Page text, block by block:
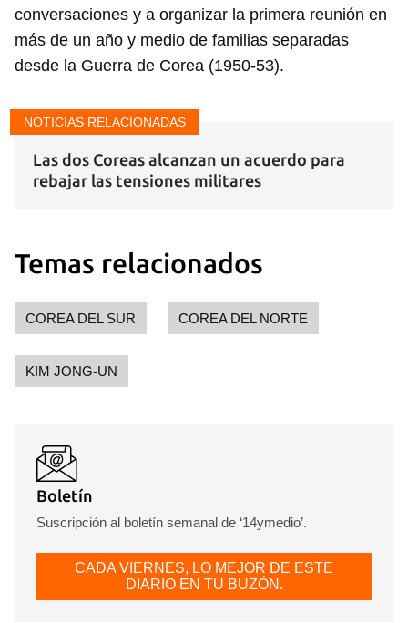
conversaciones y a organizar la primera reunión en
más de un año y medio de familias separadas
desde la Guerra de Corea (1950-53).
NOTICIAS RELACIONADAS
Las dos Coreas alcanzan un acuerdo para
rebajar las tensiones militares
Temas relacionados
COREA DEL SUR COREA DEL NORTE
KIM JONG-UN
Boletín
Suscripción al boletín semanal de ‘14ymedio’.
CADA VIERNES, LO MEJOR DE ESTE
DIARIO EN TU BUZÓN.